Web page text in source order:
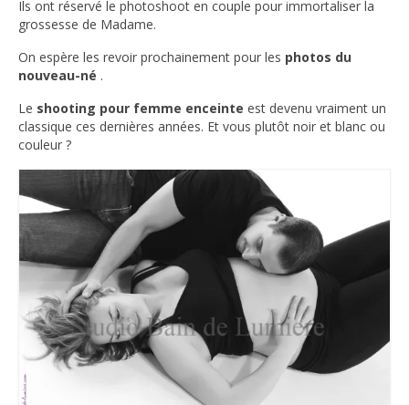
Ils ont réservé le photoshoot en couple pour immortaliser la
grossesse de Madame.
On espère les revoir prochainement pour les photos du
nouveau-né .
Le shooting pour femme enceinte est devenu vraiment un
classique ces dernières années. Et vous plutôt noir et blanc ou
couleur ?